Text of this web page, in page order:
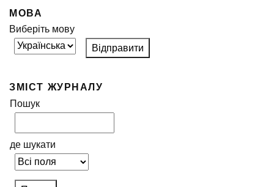
МОВА
Виберіть мову
ЗМІСТ ЖУРНАЛУ
Пошук
де шукати